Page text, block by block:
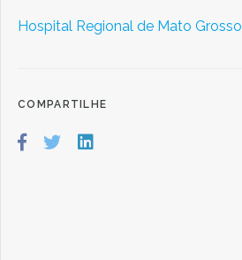
Hospital Regional de Mato
COMPARTILHE